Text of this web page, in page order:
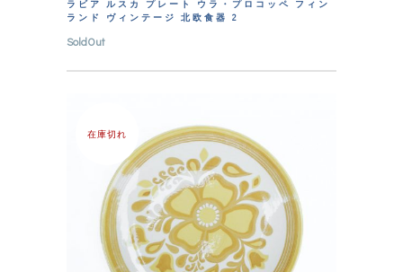
ラビア ルスカ プレート ウラ・プロコッペ フィン
ランド ヴィンテージ 北欧食器 2
SoldOut
在庫切れ